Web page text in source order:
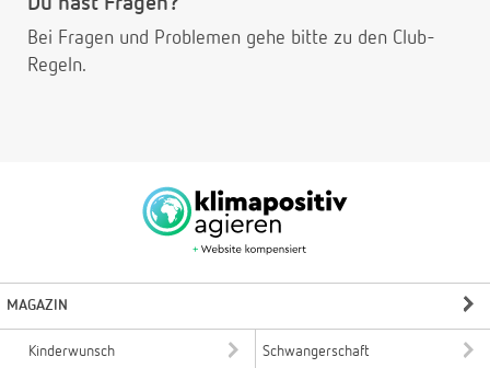
Bei Fragen und Problemen gehe bitte zu den Club-
Regeln.
MAGAZIN
Kinderwunsch Schwangerschaft